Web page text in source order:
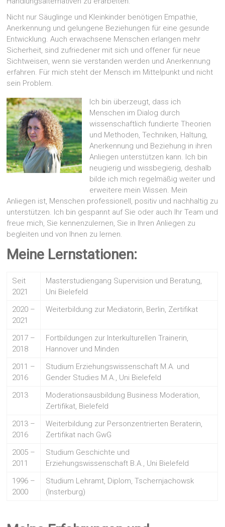
Nicht nur Säuglinge und Kleinkinder benötigen Empathie,
Anerkennung und gelungene Beziehungen für eine gesunde
Entwicklung. Auch erwachsene Menschen erlangen mehr
Sicherheit, sind zufriedener mit sich und offener für neue
Sichtweisen, wenn sie verstanden werden und Anerkennung
erfahren. Für mich steht der Mensch im Mittelpunkt und nicht
sein Problem.
Ich bin überzeugt, dass ich
Menschen im Dialog durch
wissenschaftlich fundierte Theorien
und Methoden, Techniken, Haltung,
Anerkennung und Beziehung in ihren
Anliegen unterstützen kann. Ich bin
neugierig und wissbegierig, deshalb
bilde ich mich regelmäßig weiter und
erweitere mein Wissen. Mein
Anliegen ist, Menschen professionell, positiv und nachhaltig zu
unterstützen. Ich bin gespannt auf Sie oder auch Ihr Team und
freue mich, Sie kennenzulernen, Sie in Ihren Anliegen zu
begleiten und von Ihnen zu lernen.
Meine Lernstationen:
Seit
2021
Masterstudiengang Supervision und Beratung,
Uni Bielefeld
2020 –
2021
Weiterbildung zur Mediatorin, Berlin, Zertifikat
2017 –
2018
Fortbildungen zur Interkulturellen Trainerin,
Hannover und Minden
2011 –
2016
Studium Erziehungswissenschaft M.A. und
Gender Studies M.A., Uni Bielefeld
2013
Moderationsausbildung Business Moderation,
Zertifikat, Bielefeld
2013 –
2016
Weiterbildung zur Personzentrierten Beraterin,
Zertifikat nach GwG
2005 –
2011
Studium Geschichte und
Erziehungswissenschaft B.A., Uni Bielefeld
1996 –
2000
Studium Lehramt, Diplom, Tschernjachowsk
(Insterburg)